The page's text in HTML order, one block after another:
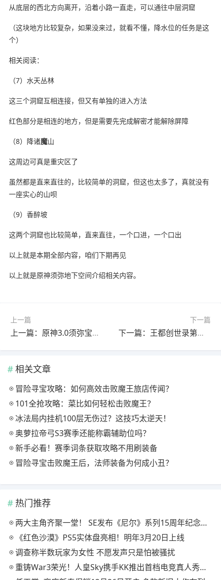
从底层的西北方向离开，沿着小路一直走，可以通往中层洞窟
（这块地方比较复杂，如果没来过，就看不懂，降水位的任务是这
个）
相关阅读：
（7）水天丛林
这三个洞窟互相连接，但又有单独的进入方法
红色部分是相连的地方，但是需要先完成解密才能解除屏障
（8）降诸魔山
这周边可真是重灾区了
虽然都是直来直往的，比较简单的洞窟，但这也太多了，真就没有
一座实心的山呗
（9）香醉坡
这两个洞窟也比较简单，直来直往，一个口进，一个口出
以上就是本期全部内容，咱们下期再见
以上就是原神须弥地下空间介绍相关内容。
上一篇
上一篇：原神3.0须弥宝箱全收集攻略，这些隐藏宝箱你漏了吗？
下一篇
下一篇：王都创世录第九周周常怪物分布图：等级与位置全解析
相关文章
冒险寻宝攻略：如何高效击败魔王旅店传闻？
101全抢攻略：菜比如何轻松击败魔王？
冰法局内挂机100层无伤过？这技巧太逆天！
奥萝拉帝弓S3赛季还能称霸辅助位吗？
新手必看！赛季词条获取攻略不用刷装备
冒险寻宝击败魔王后，法师装备为何成小丑？
热门推荐
两大主角齐聚一堂！ SE发布《尼尔》系列15周年纪念典藏套装
《红色沙漠》PS5实体盘亮相！明年3月20日上线
调查称半数玩家为女性 不愿发声只是怕被骚扰
重铸War3荣光！人皇Sky携手KK推出首档电竞真人秀《寻找下一个Sky》